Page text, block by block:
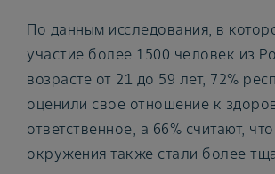
По данным исследования, в
участие более 1500 человек из
возрасте от 21 до 59 лет, 72%
оценили свое отношение к
ответственное, а 66% считают,
окружения также стали более